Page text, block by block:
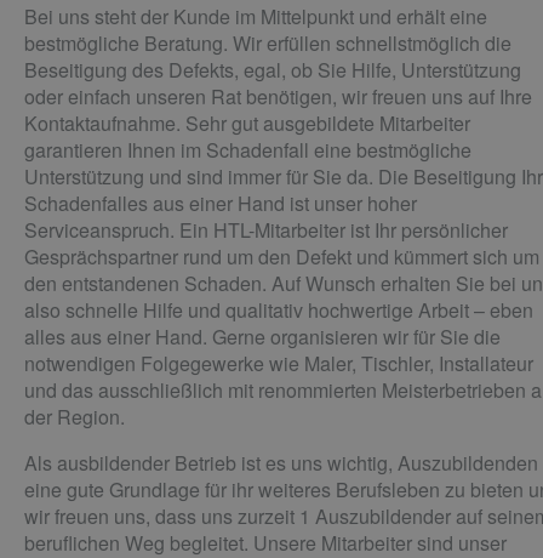
Bei uns steht der Kunde im Mittelpunkt und erhält eine
bestmögliche Beratung. Wir erfüllen schnellstmöglich die
Beseitigung des Defekts, egal, ob Sie Hilfe, Unterstützung
oder einfach unseren Rat benötigen, wir freuen uns auf Ihre
Kontaktaufnahme. Sehr gut ausgebildete Mitarbeiter
garantieren Ihnen im Schadenfall eine bestmögliche
Unterstützung und sind immer für Sie da. Die Beseitigung
Schadenfalles aus einer Hand ist unser hoher
Serviceanspruch. Ein HTL-Mitarbeiter ist Ihr persönlicher
Gesprächspartner rund um den Defekt und kümmert sich um
den entstandenen Schaden. Auf Wunsch erhalten Sie bei
also schnelle Hilfe und qualitativ hochwertige Arbeit – eben
alles aus einer Hand. Gerne organisieren wir für Sie die
notwendigen Folgegewerke wie Maler, Tischler, Installateur
und das ausschließlich mit renommierten Meisterbetrieben
der Region.
Als ausbildender Betrieb ist es uns wichtig, Auszubildenden
eine gute Grundlage für ihr weiteres Berufsleben zu bieten
wir freuen uns, dass uns zurzeit 1 Auszubildender auf
beruflichen Weg begleitet. Unsere Mitarbeiter sind unser